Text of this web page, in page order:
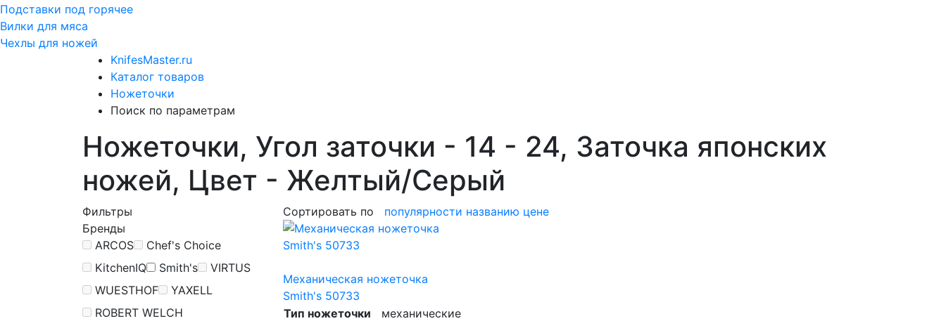
Подставки под горячее
Вилки для мяса
Чехлы для ножей
KnifesMaster.ru
Каталог товаров
Ножеточки
Поиск по параметрам
Ножеточки, Угол заточки - 14 - 24, Заточка японских
ножей, Цвет - Желтый/Серый
Фильтры
Бренды
ARCOS
Chef's Choice
KitchenIQ
Smith's
VIRTUS
WUESTHOF
YAXELL
ROBERT WELCH
Сортировать по популярности названию цене
Механическая ножеточка
Smith's 50733
Тип ножеточки
механические